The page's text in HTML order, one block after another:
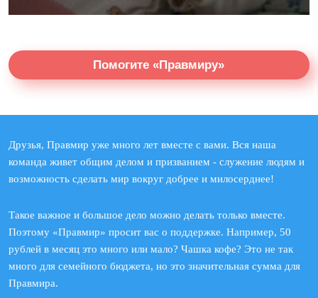
Помогите «Правмиру»
Друзья, Правмир уже много лет вместе с вами. Вся наша
команда живет общим делом и призванием - служение людям и
возможность сделать мир вокруг добрее и милосерднее!
Такое важное и большое дело можно делать только вместе.
Поэтому «Правмир» просит вас о поддержке. Например, 50
рублей в месяц это много или мало? Чашка кофе? Это не так
много для семейного бюджета, но это значительная сумма для
Правмира.